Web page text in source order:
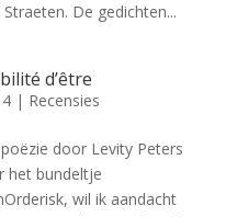
De gedichten...
d’être
| Recensies
door Levity Peters
het bundeltje
wil ik aandacht